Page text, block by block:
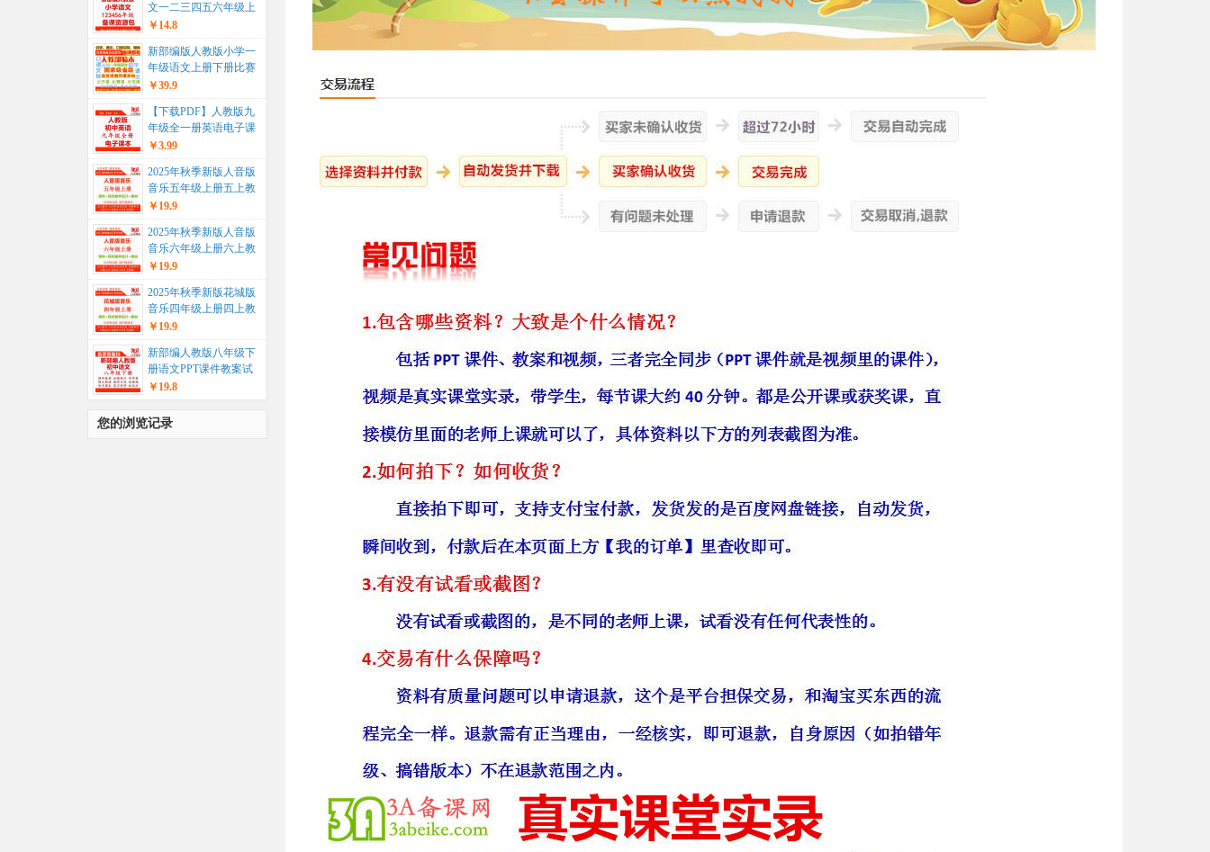
文一二三四五六年级上
册下册ppt课件教案试题
课文朗...
￥14.8
新部编版人教版小学一
年级语文上册下册比赛
课公开课获奖视频配套
优秀教案P...
￥39.9
【下载PDF】人教版九
年级全一册英语电子课
本电子教材...
￥3.99
2025年秋季新版人音版
音乐五年级上册五上教
学课件+同步教学设计
教案+...
￥19.9
2025年秋季新版人音版
音乐六年级上册六上教
学课件+同步教学设计
教案+...
￥19.9
2025年秋季新版花城版
音乐四年级上册四上教
学课件+同步教学设计
教案+...
￥19.9
新部编人教版八年级下
册语文PPT课件教案试
题练习导学案教学计
划...
￥19.8
您的浏览记录